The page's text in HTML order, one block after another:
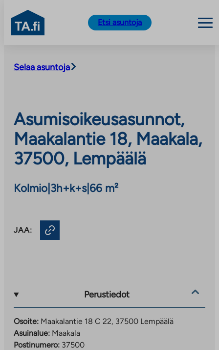
sisältöön
TA.fi
Etsi asuntoja
Selaa asuntoja
Asumisoikeusasunnot,
Maakalantie 18, Maakala,
37500, Lempäälä
Kolmio 3h+k+s| 66 m²
JAA:
Perustiedot
Osoite: Maakalantie 18 C 22, 37500 Lempäälä
Asuinalue: Maakala
Postinumero: 37500